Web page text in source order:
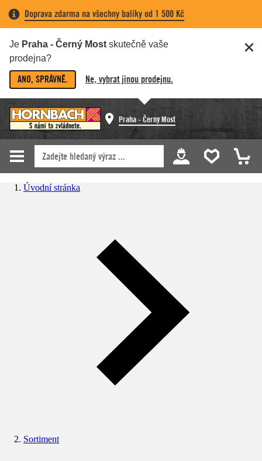
Doprava zdarma na všechny balíky od 1 500 Kč
Je Praha - Černý Most skutečně vaše
prodejna?
ANO, SPRÁVNĚ. Ne, vybrat jinou prodejnu.
Praha - Černý Most
Úvodní stránka
Sortiment